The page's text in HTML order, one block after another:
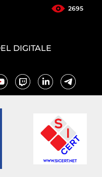
2695
DIGITALE